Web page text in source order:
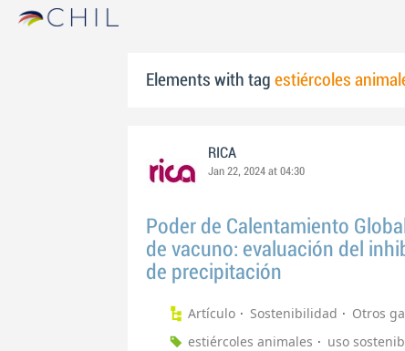
Elements with tag estiércoles
RICA
Jan 22, 2024 at 04:30
Poder de Calentamiento
de vacuno: evaluación del
de precipitación
Artículo Sostenibilidad
Otros
estiércoles animales
uso